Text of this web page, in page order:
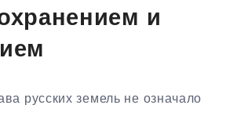
и
русских земель не означало